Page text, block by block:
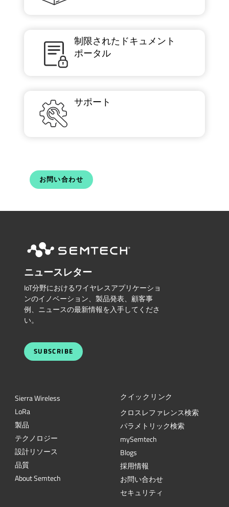
制限されたドキュメント
ポータル
サポート
お問い合わせ
ニュースレター
IoT分野におけるワイヤレスアプリケーショ
ンのイノベーション、製品発表、顧客事
例、ニュースの最新情報を入手してくださ
い。
SUBSCRIBE
Sierra Wireless
LoRa
製品
テクノロジー
設計リソース
品質
About Semtech
クイックリンク
クロスレファレンス検索
パラメトリック検索
mySemtech
Blogs
採用情報
お問い合わせ
セキュリティ